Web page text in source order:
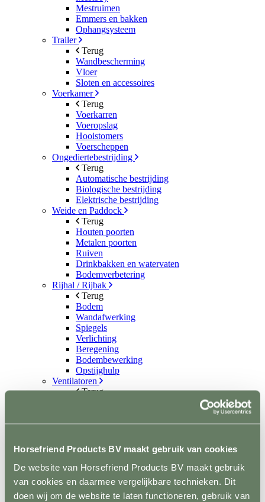
Horsefriend Products BV maakt gebruik van cookies
De website van Horsefriend Products BV maakt gebruik
van cookies en daarmee vergelijkbare technieken. Dit
doen wij om de website te laten functioneren, gebruik van
Mestruimen
Emmers en bakken
Ophangsysteem
Trailer
Terug
Wandbescherming
Vloer
Sloten en accessoires
Voerkamer
Terug
Voerkarren
Voeropslag
Hooistomers
Voerscheppen
Ongediertebestrijding
Terug
Automatische bestrijding
Biologische bestrijding
Elektrische bestrijding
Weide en Paddock
Terug
Houten poorten
Metalen poorten
Ruiven
Drinkbakken en watervaten
Bodemverbetering
Rijhal / Rijbak
Terug
Bodem
Wandafwerking
Spiegels
Verlichting
Beregening
Bodembewerking
Opstijghulp
Ventilatoren
Terug
Conditie en gezondheid
Solaria
Stapmolens
Trainingsbanden
Verzorgingsproducten
Supplementen en Voer
Dampmasker